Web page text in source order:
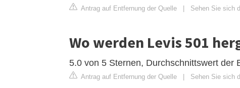
Antrag auf Entfernung der Quelle Sehen Sie sich
Wo werden Levis 501
5.0 von 5 Sternen, Durchschnittswert der
Antrag auf Entfernung der Quelle Sehen Sie sich